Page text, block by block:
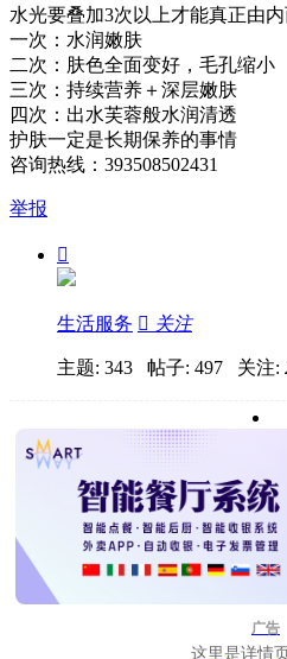
水光要叠加3次以上才能真正由
一次：水润嫩肤
二次：肤色全面变好，毛孔缩小
三次：持续营养＋深层嫩肤
四次：出水芙蓉般水润清透
护肤一定是长期保养的事情
咨询热线：393508502431
举报

生活服务  关注
主题: 343 帖子: 497 关注:
广告
这里是详情